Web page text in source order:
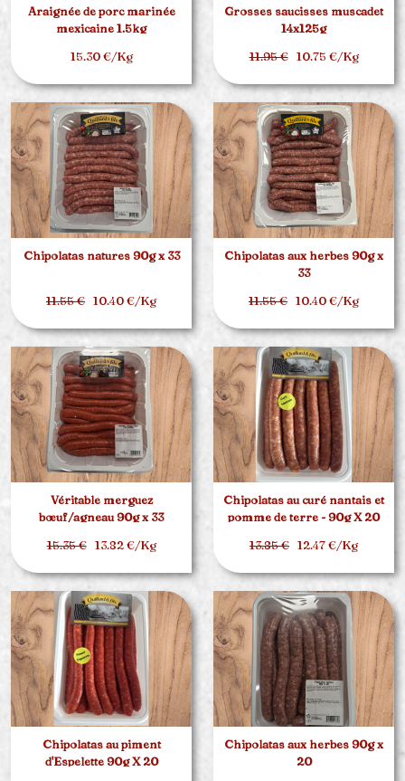
Araignée de porc marinée
mexicaine 1.5kg
15.30 €/Kg
Grosses saucisses muscadet
14x125g
11.95 €10.75 €/Kg
Chipolatas natures 90g x 33
11.55 € 10.40 €/Kg
Chipolatas aux herbes 90g x
33
11.55 € 10.40 €/Kg
Véritable merguez
bœuf/agneau 90g x 33
15.35 €13.82 €/Kg
Chipolatas au curé nantais et
pomme de terre - 90g X 20
13.85 € 12.47 €/Kg
Chipolatas au piment
d'Espelette 90g X 20
Chipolatas aux herbes 90g x
20